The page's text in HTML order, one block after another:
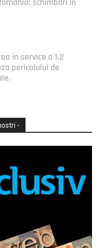
în service a 1,2
pericolului de
-